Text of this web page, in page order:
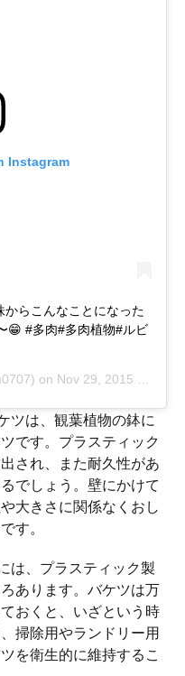
Instagram
らこんなことになった
😁 #多肉#多肉植物#ルビ
on Nov 29, 2015 at 2:24am PST
ツは、観葉植物の鉢に
です。プラスティック
され、また耐久性があ
でしょう。壁にかけて
大きさに関係なくおし
す。
は、プラスティック製
あります。バケツは万
おくと、いざという時
掃除用やランドリー用
を衛生的に維持するこ